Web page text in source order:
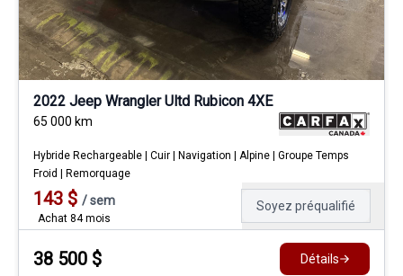
2022 Jeep Wrangler Ultd Rubicon 4XE
65 000 km
Hybride Rechargeable | Cuir | Navigation | Alpine | Groupe Temps
Froid | Remorquage
143 $ /sem
Achat 84 mois
Soyez préqualifié
38 500 $ Détails